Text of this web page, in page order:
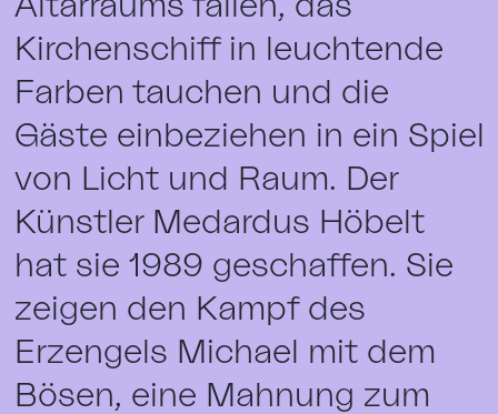
Kirchenschiff in leuchtende
Farben tauchen und die
Gäste einbeziehen in ein Spiel
von Licht und Raum. Der
Künstler Medardus Höbelt
hat sie 1989 geschaffen. Sie
zeigen den Kampf des
Erzengels Michael mit dem
Bösen, eine Mahnung zum